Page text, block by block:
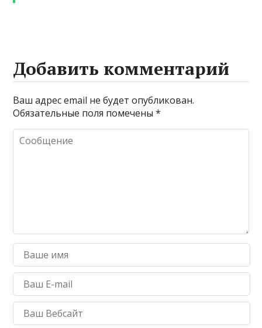
Добавить комментарий
Ваш адрес email не будет опубликован.
Обязательные поля помечены*